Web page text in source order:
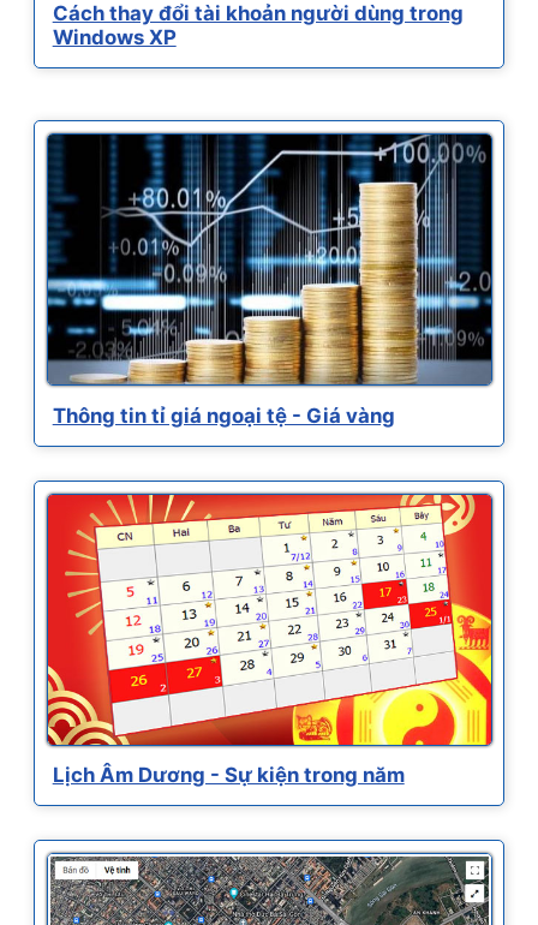
Cách thay đổi tài khoản người dùng trong
Windows XP
Thông tin tỉ giá ngoại tệ - Giá vàng
Lịch Âm Dương - Sự kiện trong năm